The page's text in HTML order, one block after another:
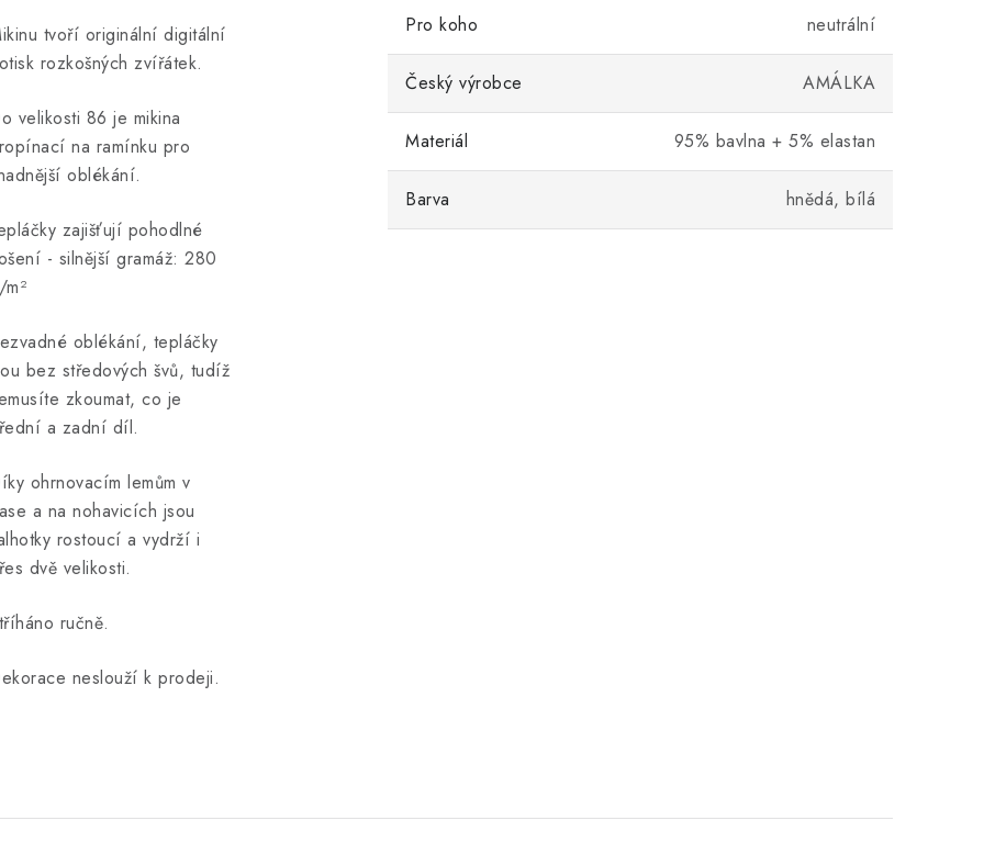
tvoří originální digitální
rozkošných zvířátek.
velikosti 86 je mikina
na ramínku pro
oblékání.
zajišťují pohodlné
- silnější gramáž: 280
oblékání, tepláčky
bez středových švů, tudíž
zkoumat, co je
a zadní díl.
ohrnovacím lemům v
a na nohavicích jsou
rostoucí a vydrží i
dvě velikosti.
ručně.
neslouží k prodeji.
Pro koho neutrální
Český výrobce AMÁLKA
Materiál 95% bavlna + 5% elastan
Barva hnědá, bílá